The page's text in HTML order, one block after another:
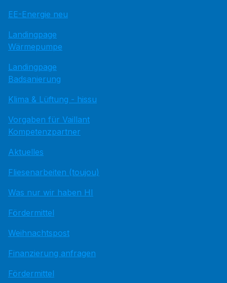
EE-Energie neu
Landingpage
Wärmepumpe
Landingpage
Badsanierung
Klima & Lüftung - hissu
Vorgaben für Vaillant
Kompetenzpartner
Aktuelles
Fliesenarbeiten (toujou)
Was nur wir haben HI
Fördermittel
Weihnachtspost
Finanzierung anfragen
Fördermittel